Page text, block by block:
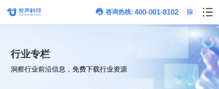
咨询热线: 400-001-8102
行业专栏
洞察行业前沿信息，免费下载行业资源